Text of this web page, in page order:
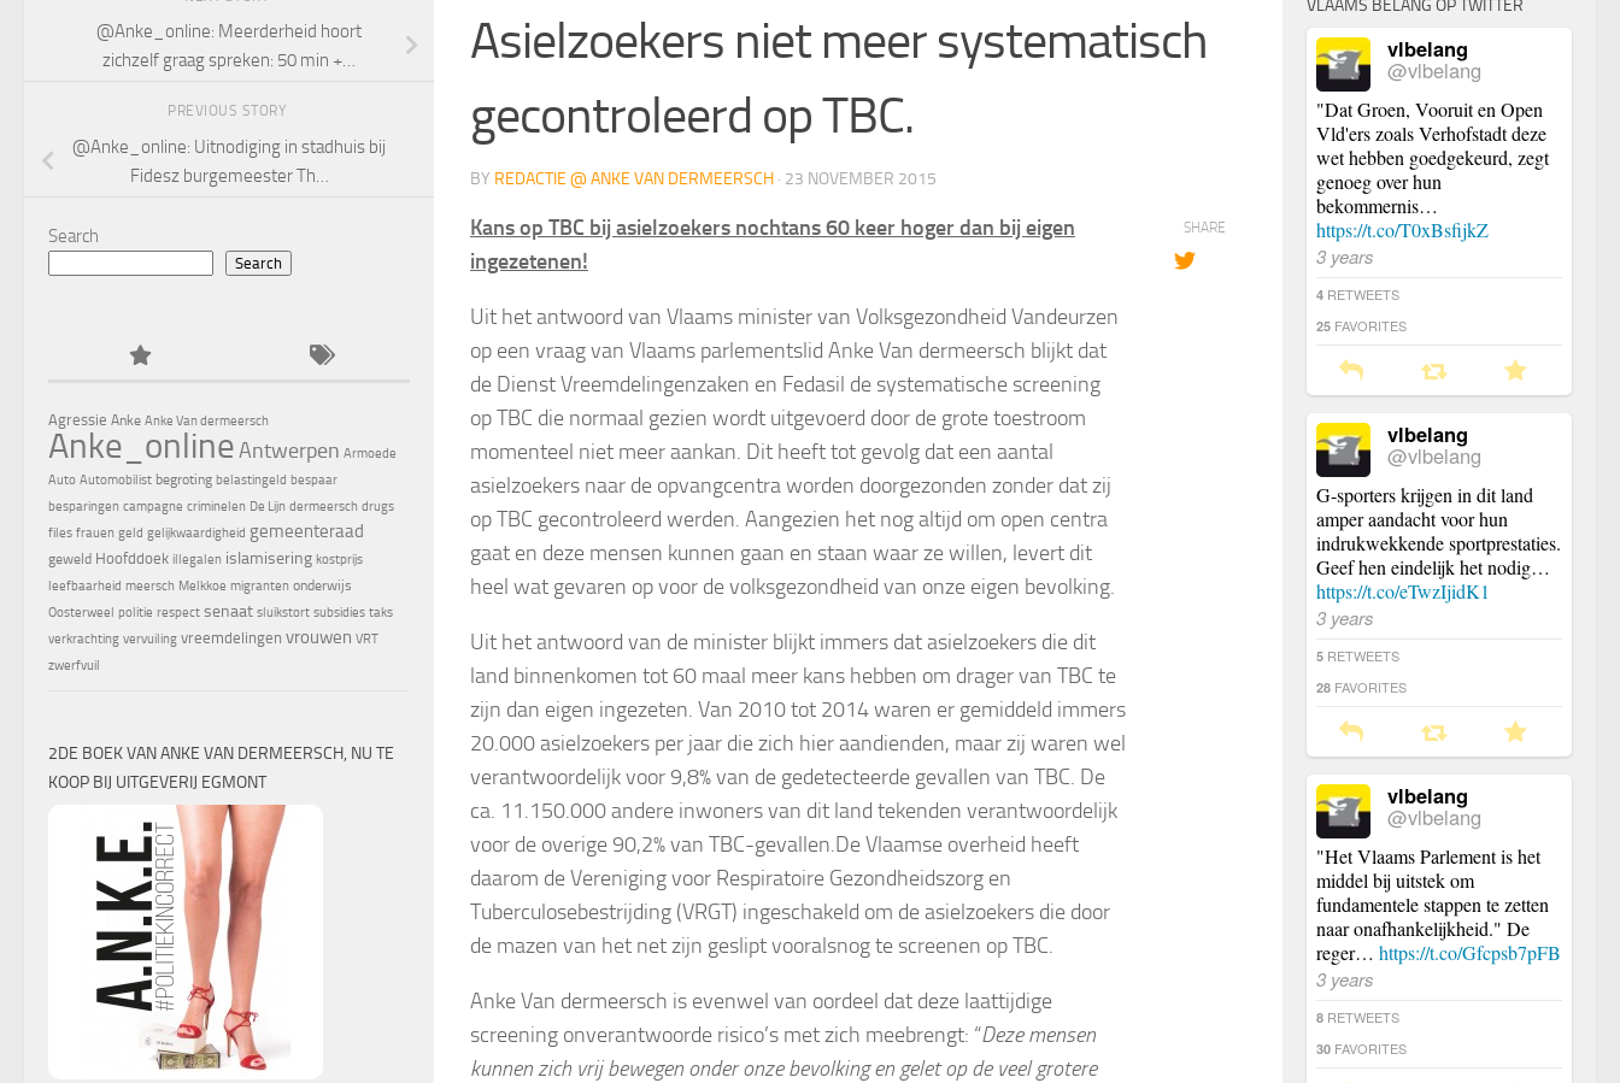
Asielzoekers niet meer systematisch
gecontroleerd op TBC.
BY REDACTIE @ ANKE VAN DERMEERSCH · 23 NOVEMBER 2015
Kans op TBC bij asielzoekers nochtans 60 keer hoger dan bij eigen
ingezetenen!
Uit het antwoord van Vlaams minister van Volksgezondheid Vandeurzen
op een vraag van Vlaams parlementslid Anke Van dermeersch blijkt dat
de Dienst Vreemdelingenzaken en Fedasil de systematische screening
op TBC die normaal gezien wordt uitgevoerd door de grote toestroom
momenteel niet meer aankan. Dit heeft tot gevolg dat een aantal
asielzoekers naar de opvangcentra worden doorgezonden zonder dat zij
op TBC gecontroleerd werden. Aangezien het nog altijd om open centra
gaat en deze mensen kunnen gaan en staan waar ze willen, levert dit
heel wat gevaren op voor de volksgezondheid van onze eigen bevolking.
Uit het antwoord van de minister blijkt immers dat asielzoekers die dit
land binnenkomen tot 60 maal meer kans hebben om drager van TBC te
zijn dan eigen ingezeten. Van 2010 tot 2014 waren er gemiddeld immers
20.000 asielzoekers per jaar die zich hier aandienden, maar zij waren wel
verantwoordelijk voor 9,8% van de gedetecteerde gevallen van TBC. De
ca. 11.150.000 andere inwoners van dit land tekenden verantwoordelijk
voor de overige 90,2% van TBC-gevallen.De Vlaamse overheid heeft
daarom de Vereniging voor Respiratoire Gezondheidszorg en
Tuberculosebestrijding (VRGT) ingeschakeld om de asielzoekers die door
de mazen van het net zijn geslipt vooralsnog te screenen op TBC.
Anke Van dermeersch is evenwel van oordeel dat deze laattijdige
screening onverantwoorde risico’s met zich meebrengt: “Deze mensen
kunnen zich vrij bewegen onder onze bevolking en gelet op de veel grotere
SHARE
@Anke_online: Meerderheid hoort
zichzelf graag spreken: 50 min +…
PREVIOUS STORY
@Anke_online: Uitnodiging in stadhuis bij
Fidesz burgemeester Th…
Search
Search
Agressie Anke Anke Van dermeersch
Anke_onlineAntwerpen Armoede
Auto Automobilist begroting belastingeld bespaar
besparingen campagne criminelen De Lijn dermeersch drugs
files frauen geld gelijkwaardigheid gemeenteraad
geweld Hoofddoek illegalen islamisering kostprijs
leefbaarheid meersch Melkkoe migranten onderwijs
Oosterweel politie respect senaat sluikstort subsidies taks
verkrachting vervuiling vreemdelingen vrouwen VRT
zwerfvuil
2DE BOEK VAN ANKE VAN DERMEERSCH, NU TE
KOOP BIJ UITGEVERIJ EGMONT
VLAAMS BELANG OP TWITTER
vlbelang
@vlbelang
"Dat Groen, Vooruit en Open
Vld'ers zoals Verhofstadt deze
wet hebben goedgekeurd, zegt
genoeg over hun
bekommernis…
https://t.co/T0xBsfijkZ
3 years
4 RETWEETS
25 FAVORITES
vlbelang
@vlbelang
G-sporters krijgen in dit land
amper aandacht voor hun
indrukwekkende sportprestaties.
Geef hen eindelijk het nodig…
https://t.co/eTwzIjidK1
3 years
5 RETWEETS
28 FAVORITES
vlbelang
@vlbelang
"Het Vlaams Parlement is het
middel bij uitstek om
fundamentele stappen te zetten
naar onafhankelijkheid." De
reger… https://t.co/Gfcpsb7pFB
3 years
8 RETWEETS
30 FAVORITES